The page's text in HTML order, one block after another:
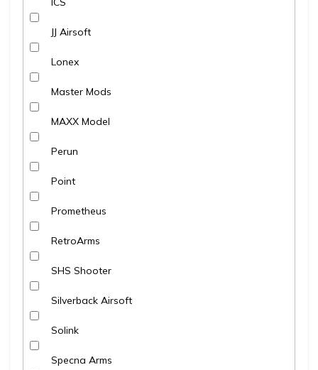
JJ Airsoft
Lonex
Master Mods
MAXX Model
Perun
Point
Prometheus
RetroArms
SHS Shooter
Silverback Airsoft
Solink
Specna Arms